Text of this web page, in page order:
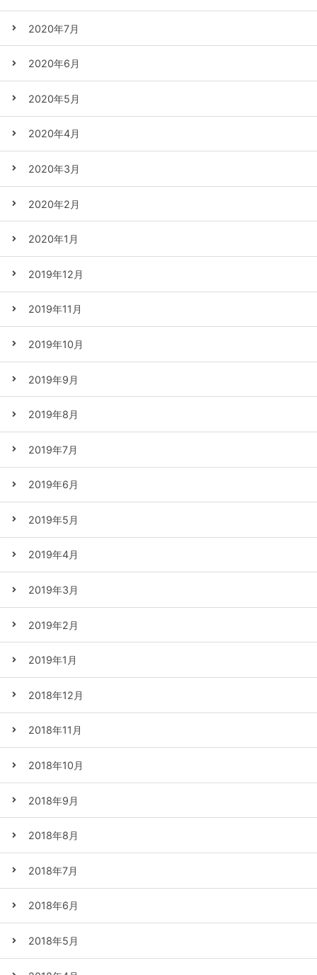
2020年7月
2020年6月
2020年5月
2020年4月
2020年3月
2020年2月
2020年1月
2019年12月
2019年11月
2019年10月
2019年9月
2019年8月
2019年7月
2019年6月
2019年5月
2019年4月
2019年3月
2019年2月
2019年1月
2018年12月
2018年11月
2018年10月
2018年9月
2018年8月
2018年7月
2018年6月
2018年5月